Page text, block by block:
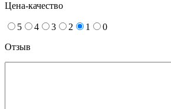
Цена-качество
5 4 3 2 1
0
Отзыв